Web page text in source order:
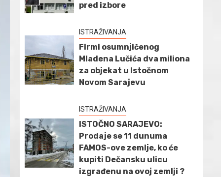
pred izbore
ISTRAŽIVANJA
Firmi osumnjičenog
Mladena Lučića dva miliona
za objekat u Istočnom
Novom Sarajevu
ISTRAŽIVANJA
ISTOČNO SARAJEVO:
Prodaje se 11 dunuma
FAMOS-ove zemlje, ko će
kupiti Dečansku ulicu
izgrađenu na ovoj zemlji ?